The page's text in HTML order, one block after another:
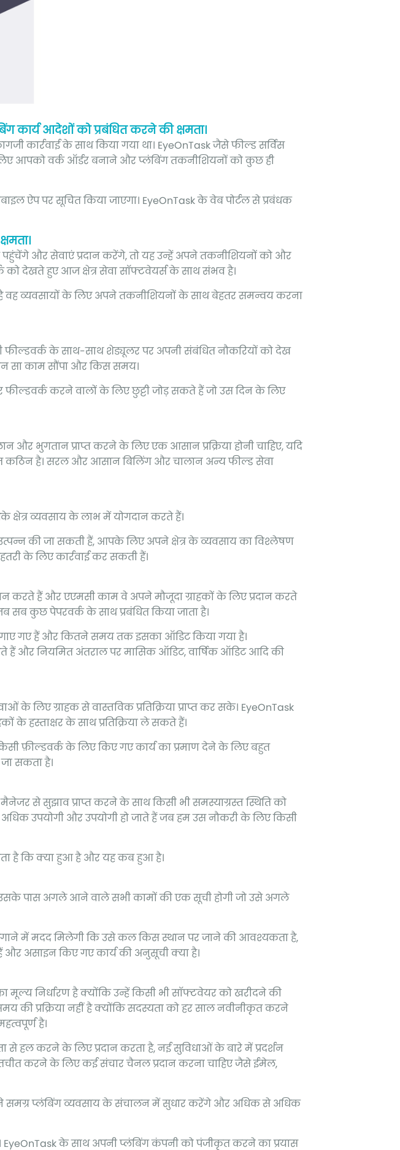
आदेशों को प्रबंधित करने की क्षमता।
कार्रवाई के साथ किया गया था। EyeOnTask जैसे फील्ड सर्विस
वर्क ऑर्डर बनाने और प्लंबिंग तकनीशियनों को कुछ ही
ऐप पर सूचित किया जाएगा। EyeOnTask के वेब पोर्टल से प्रबंधक
और सेवाएं प्रदान करेंगे, तो यह उन्हें अपने तकनीशियनों को और
को देखते हुए आज क्षेत्र सेवा सॉफ्टवेयर्स के साथ संभव है।
वह व्यवसायों के लिए अपने तकनीशियनों के साथ बेहतर समन्वय करना
के साथ-साथ शेड्यूलर पर अपनी संबंधित नौकरियों को देख
सा काम सौंपा और किस समय।
करने वालों के लिए छुट्टी जोड़ सकते हैं जो उस दिन के लिए
और भुगतान प्राप्त करने के लिए एक आसान प्रक्रिया होनी चाहिए, यदि
कठिन है। सरल और आसान बिलिंग और चालान अन्य फील्ड सेवा
क्षेत्र व्यवसाय के लाभ में योगदान करते हैं।
उत्पन्न की जा सकती हैं, आपके लिए अपने क्षेत्र के व्यवसाय का विश्लेषण
के लिए कार्रवाई कर सकती हैं।
करते हैं और एएमसी काम वे अपने मौजूदा ग्राहकों के लिए प्रदान करते
कुछ पेपरवर्क के साथ प्रबंधित किया जाता है।
गए हैं और कितने समय तक इसका ऑडिट किया गया है।
नियमित अंतराल पर मासिक ऑडिट, वार्षिक ऑडिट आदि की
के लिए ग्राहक से वास्तविक प्रतिक्रिया प्राप्त कर सके। EyeOnTask
के हस्ताक्षर के साथ प्रतिक्रिया ले सकते हैं।
फ़ील्डवर्क के लिए किए गए कार्य का प्रमाण देने के लिए बहुत
सकता है।
से सुझाव प्राप्त करने के साथ किसी भी समस्याग्रस्त स्थिति को
उपयोगी और उपयोगी हो जाते हैं जब हम उस नौकरी के लिए किसी
है कि क्या हुआ है और यह कब हुआ है।
उसके पास अगले आने वाले सभी कामों की एक सूची होगी जो उसे अगले
में मदद मिलेगी कि उसे कल किस स्थान पर जाने की आवश्यकता है,
असाइन किए गए कार्य की अनुसूची क्या है।
मूल्य निर्धारण है क्योंकि उन्हें किसी भी सॉफ्टवेयर को खरीदने की
की प्रक्रिया नहीं है क्योंकि सदस्यता को हर साल नवीनीकृत करने
है।
हल करने के लिए प्रदान करता है, नई सुविधाओं के बारे में प्रदर्शन
करने के लिए कई संचार चैनल प्रदान करना चाहिए जैसे ईमेल,
समग्र प्लंबिंग व्यवसाय के संचालन में सुधार करेंगे और अधिक से अधिक
के साथ अपनी प्लंबिंग कंपनी को पंजीकृत करने का प्रयास